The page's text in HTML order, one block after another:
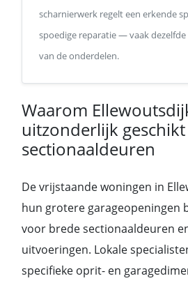
scharnierwerk regelt een erkende
spoedige reparatie — vaak
van de onderdelen.
Waarom
uitzonderlijk
sectionaaldeuren
De vrijstaande woningen in
hun grotere garageopeningen
voor brede sectionaaldeuren
uitvoeringen. Lokale
specifieke oprit- en